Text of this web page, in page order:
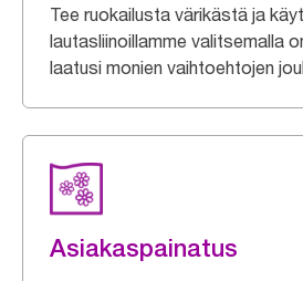
Tee ruokailusta värikästä ja
lautasliinoillamme valitsemalla
laatusi monien vaihtoehtojen
Asiakaspainatus